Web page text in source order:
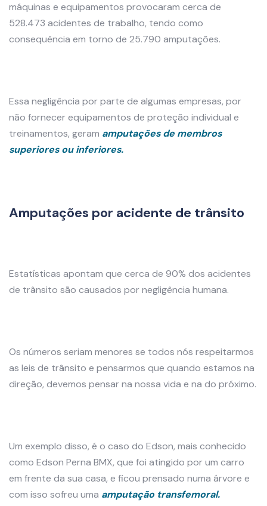
máquinas e equipamentos provocaram cerca de
528.473 acidentes de trabalho, tendo como
consequência em torno de 25.790 amputações.
Essa negligência por parte de algumas empresas, por
não fornecer equipamentos de proteção individual e
treinamentos, geram amputações de membros
superiores ou inferiores.
Amputações por acidente de trânsito
Estatísticas apontam que cerca de 90% dos acidentes
de trânsito são causados por negligência humana.
Os números seriam menores se todos nós respeitarmos
as leis de trânsito e pensarmos que quando estamos na
direção, devemos pensar na nossa vida e na do próximo.
Um exemplo disso, é o caso do Edson, mais conhecido
como Edson Perna BMX, que foi atingido por um carro
em frente da sua casa, e ficou prensado numa árvore e
com isso sofreu uma amputação transfemoral.